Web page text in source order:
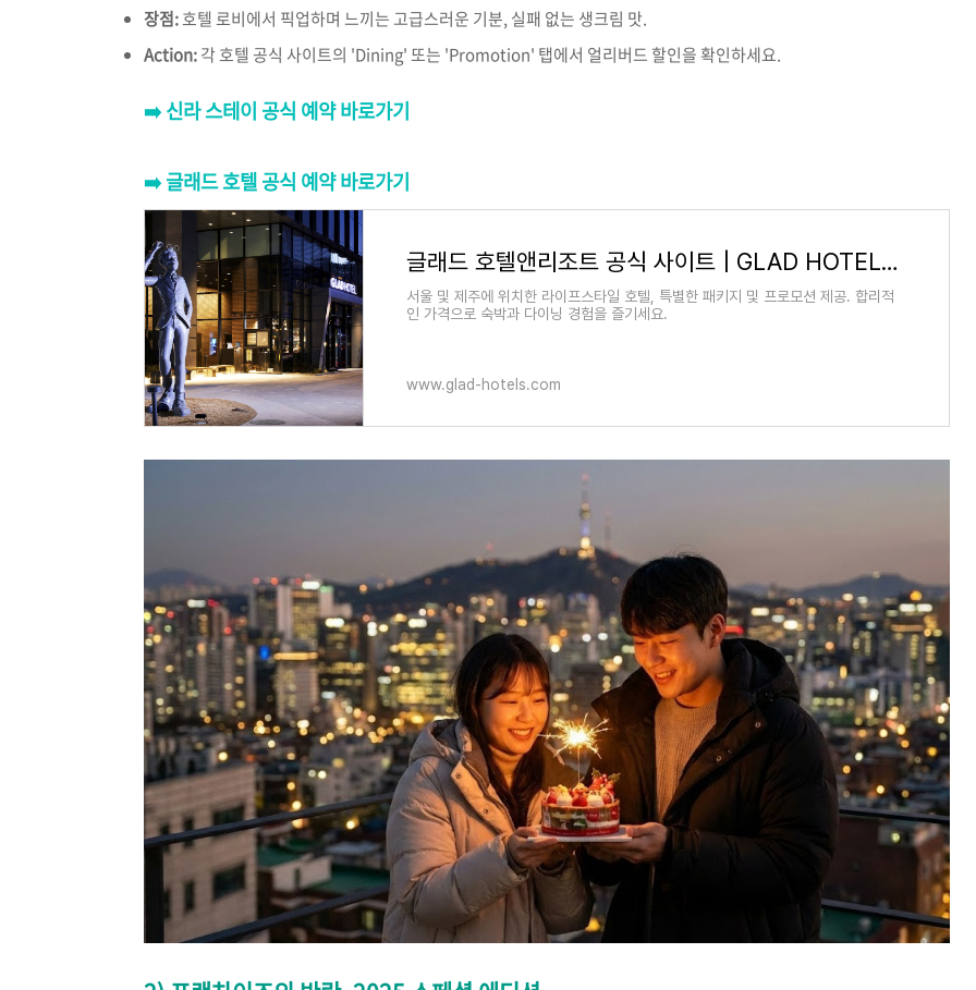
장점:호텔 로비에서 픽업하며 느끼는 고급스러운 기분, 실패 없는 생크림 맛.
Action:각 호텔 공식 사이트의 'Dining' 또는 'Promotion' 탭에서 얼리버드 할인을 확인하세요.
➡️ 신라 스테이 공식 예약 바로가기
➡️ 글래드 호텔 공식 예약 바로가기
글래드 호텔앤리조트 공식 사이트 | GLAD HOTELS & RESORTS Official Website
서울 및 제주에 위치한 라이프스타일 호텔, 특별한 패키지 및 프로모션 제공. 합리적
인 가격으로 숙박과 다이닝 경험을 즐기세요.
www.glad-hotels.com